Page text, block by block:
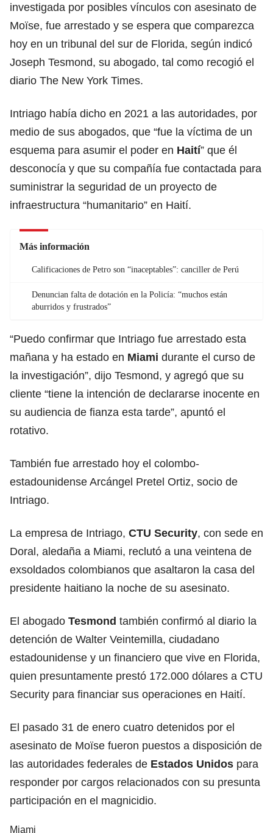
investigada por posibles vínculos con asesinato de
Moïse, fue arrestado y se espera que comparezca
hoy en un tribunal del sur de Florida, según indicó
Joseph Tesmond, su abogado, tal como recogió el
diario The New York Times.
Intriago había dicho en 2021 a las autoridades, por
medio de sus abogados, que “fue la víctima de un
esquema para asumir el poder en Haití” que él
desconocía y que su compañía fue contactada para
suministrar la seguridad de un proyecto de
infraestructura “humanitario” en Haití.
Más información
Calificaciones de Petro son “inaceptables”: canciller de Perú
Denuncian falta de dotación en la Policía: “muchos están
aburridos y frustrados”
“Puedo confirmar que Intriago fue arrestado esta
mañana y ha estado en Miami durante el curso de
la investigación”, dijo Tesmond, y agregó que su
cliente “tiene la intención de declararse inocente en
su audiencia de fianza esta tarde”, apuntó el
rotativo.
También fue arrestado hoy el colombo-
estadounidense Arcángel Pretel Ortiz, socio de
Intriago.
La empresa de Intriago, CTU Security, con sede en
Doral, aledaña a Miami, reclutó a una veintena de
exsoldados colombianos que asaltaron la casa del
presidente haitiano la noche de su asesinato.
El abogado Tesmond también confirmó al diario la
detención de Walter Veintemilla, ciudadano
estadounidense y un financiero que vive en Florida,
quien presuntamente prestó 172.000 dólares a CTU
Security para financiar sus operaciones en Haití.
El pasado 31 de enero cuatro detenidos por el
asesinato de Moïse fueron puestos a disposición de
las autoridades federales de Estados Unidos para
responder por cargos relacionados con su presunta
participación en el magnicidio.
Miami